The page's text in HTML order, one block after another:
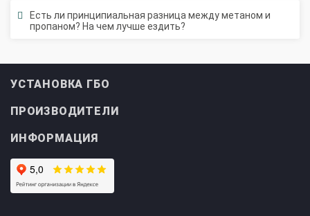
Есть ли принципиальная разница между метаном и
пропаном? На чем лучше ездить?
УСТАНОВКА ГБО
ПРОИЗВОДИТЕЛИ
ИНФОРМАЦИЯ